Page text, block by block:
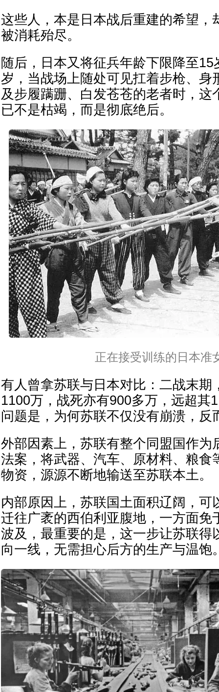
这些人，本是日本战后重建的希望，
被消耗殆尽。
随后，日本又将征兵年龄下限降至15
岁，当战场上随处可见扛着步枪、身
及步履蹒跚、白发苍苍的老者时，这
已不是枯竭，而是彻底绝后。
正在接受训练的日本准
有人曾拿苏联与日本对比：二战末期
1100万，战死亦有900多万，远超其
问题是，为何苏联不仅没有崩溃，反
外部因素上，苏联有整个同盟国作为
法案，将武器、汽车、原材料、粮食
物资，源源不断地输送至苏联本土。
内部原因上，苏联国土面积辽阔，可
迁往广袤的西伯利亚腹地，一方面免
波及，最重要的是，这一步让苏联得
向一线，无需担心后方的生产与温饱